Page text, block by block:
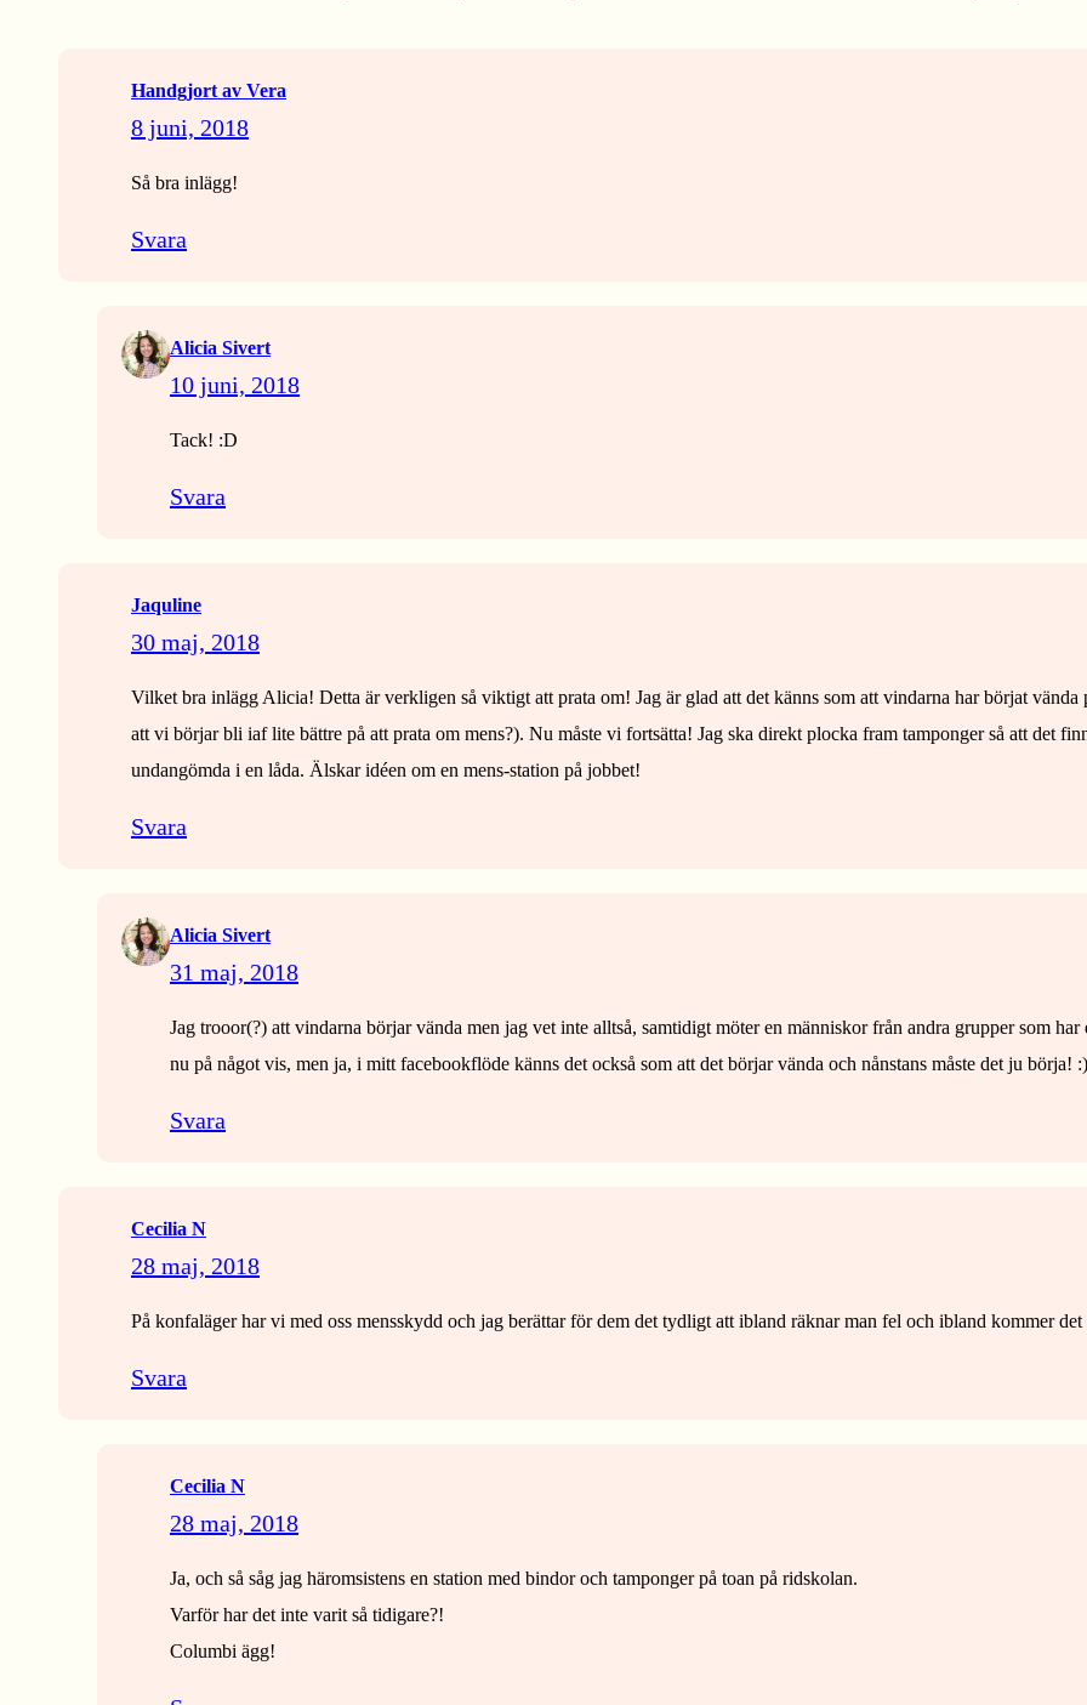
Handgjort av Vera
8 juni, 2018
Så bra inlägg!
Svara
Alicia Sivert
10 juni, 2018
Tack! :D
Svara
Jaquline
30 maj, 2018
Vilket bra inlägg Alicia! Detta är verkligen så viktigt att prata om! Jag är glad att det känns som att vindarna har börjat vända
att vi börjar bli iaf lite bättre på att prata om mens?). Nu måste vi fortsätta! Jag ska direkt plocka fram tamponger så att det
undangömda i en låda. Älskar idéen om en mens-station på jobbet!
Svara
Alicia Sivert
31 maj, 2018
Jag trooor(?) att vindarna börjar vända men jag vet inte alltså, samtidigt möter en människor från andra grupper som
nu på något vis, men ja, i mitt facebookflöde känns det också som att det börjar vända och nånstans måste det ju
Svara
Cecilia N
28 maj, 2018
På konfaläger har vi med oss mensskydd och jag berättar för dem det tydligt att ibland räknar man fel och ibland kommer
Svara
Cecilia N
28 maj, 2018
Ja, och så såg jag häromsistens en station med bindor och tamponger på toan på ridskolan.
Varför har det inte varit så tidigare?!
Columbi ägg!